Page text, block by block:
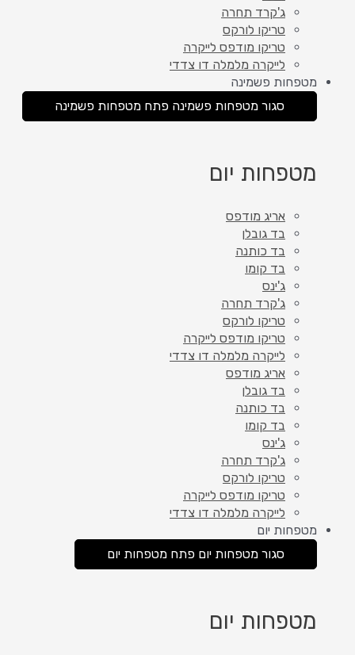
ג'קרד תחרה
טריקו לורקס
טריקו מודפס לייקרה
לייקרה מלמלה דו צדדי
מטפחות פשמינה
סגור מטפחות פשמינה פתח מטפחות פשמינה
מטפחות יום
אריג מודפס
בד גובלן
בד כותנה
בד קומו
ג'ינס
ג'קרד תחרה
טריקו לורקס
טריקו מודפס לייקרה
לייקרה מלמלה דו צדדי
אריג מודפס
בד גובלן
בד כותנה
בד קומו
ג'ינס
ג'קרד תחרה
טריקו לורקס
טריקו מודפס לייקרה
לייקרה מלמלה דו צדדי
מטפחות יום
סגור מטפחות יום פתח מטפחות יום
מטפחות יום